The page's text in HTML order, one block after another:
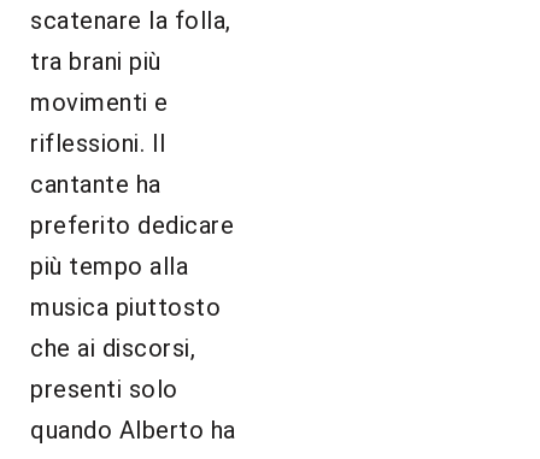
scatenare la folla,
tra brani più
movimenti e
riflessioni. Il
cantante ha
preferito dedicare
più tempo alla
musica piuttosto
che ai discorsi,
presenti solo
quando Alberto ha